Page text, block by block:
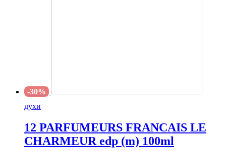
-30%
духи
12 PARFUMEURS FRANCAIS LE
CHARMEUR edp (m) 100ml